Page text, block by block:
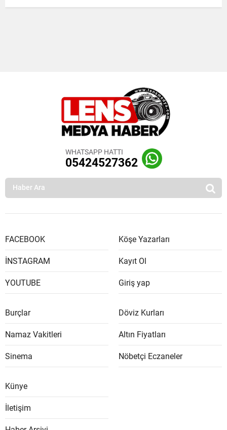
WHATSAPP HATTI
05424527362
FACEBOOK
İNSTAGRAM
YOUTUBE
Köşe Yazarları
Kayıt Ol
Giriş yap
Burçlar
Namaz Vakitleri
Sinema
Döviz Kurları
Altın Fiyatları
Nöbetçi Eczaneler
Künye
İletişim